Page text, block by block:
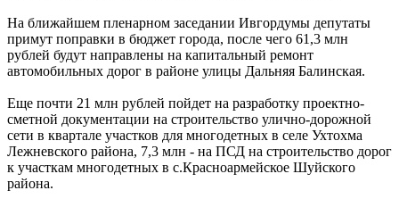
На ближайшем пленарном заседании Ивгордумы депутаты
примут поправки в бюджет города, после чего 61,3 млн
рублей будут направлены на капитальный ремонт
автомобильных дорог в районе улицы Дальняя Балинская.
Еще почти 21 млн рублей пойдет на разработку проектно-
сметной документации на строительство улично-дорожной
сети в квартале участков для многодетных в селе Ухтохма
Лежневского района, 7,3 млн - на ПСД на строительство дорог
к участкам многодетных в с.Красноармейское Шуйского
района.